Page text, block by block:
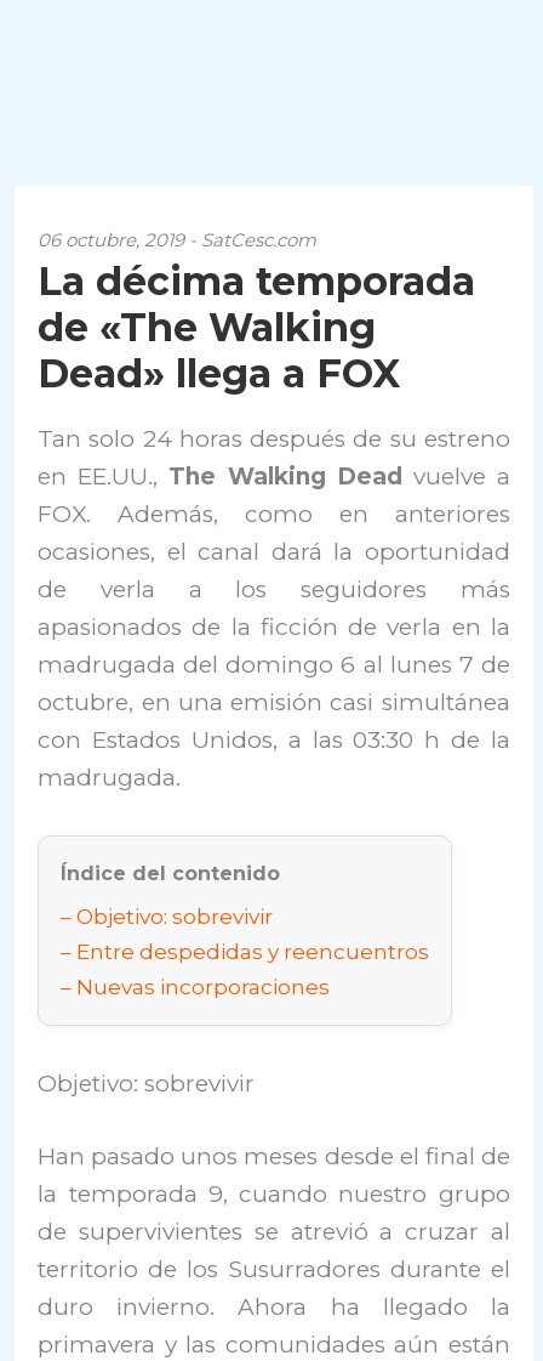
06 octubre, 2019 - SatCesc.com
La décima temporada
de «The Walking
Dead» llega a FOX
Tan solo 24 horas después de su estreno
en EE.UU., The Walking Dead vuelve a
FOX. Además, como en anteriores
ocasiones, el canal dará la oportunidad
de verla a los seguidores más
apasionados de la ficción de verla en la
madrugada del domingo 6 al lunes 7 de
octubre, en una emisión casi simultánea
con Estados Unidos, a las 03:30 h de la
madrugada.
Índice del contenido
Objetivo: sobrevivir
Entre despedidas y reencuentros
Nuevas incorporaciones
Objetivo: sobrevivir
Han pasado unos meses desde el final de
la temporada 9, cuando nuestro grupo
de supervivientes se atrevió a cruzar al
territorio de los Susurradores durante el
duro invierno. Ahora ha llegado la
primavera y las comunidades aún están